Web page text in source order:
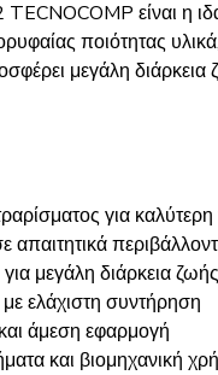
είναι η
ποιότητας
μεγάλη
για
απαιτητικά
μεγάλη διάρκεια ζωής
με ελάχιστη συντήρηση
άμεση εφαρμογή
και βιομηχανική